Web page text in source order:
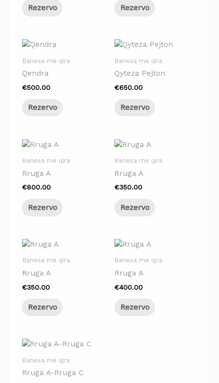
Rezervo Rezervo
Banesa me qira
Qendra
€500.00
Rezervo
Banesa me qira
Qyteza Pejton
€650.00
Rezervo
Banesa me qira
Rruga A
€800.00
Rezervo
Banesa me qira
Rruga A
€350.00
Rezervo
Banesa me qira
Rruga A
€350.00
Rezervo
Banesa me qira
Rruga A
€400.00
Rezervo
Banesa me qira
Rruga A-Rruga C